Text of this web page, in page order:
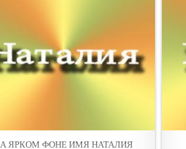
ЯРКОМ ФОНЕ ИМЯ НАТАЛИЯ